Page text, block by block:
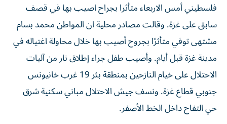
فلسطيني أمس الاربعاء متأثرا بجراح اصيب بها في قصف
سابق على غزة. وقالت مصادر محلية ان المواطن محمد بسام
مشتهى توفي متأثرًا بجروح أصيب بها خلال محاولة اغتياله في
مدينة غزة قبل أيام. وأصيب طفل جراء إطلاق نار من آليات
الاحتلال على خيام النازحين بمنطقة بئر 19 غرب خانيونس
جنوبي قطاع غزة. ونسف جيش الاحتلال مباني سكنية شرق
حي التفاح داخل الخط الأصفر.